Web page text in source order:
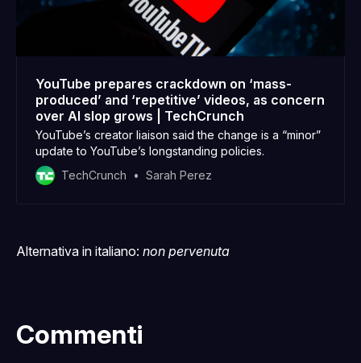
YouTube prepares crackdown on ‘mass-
produced’ and ‘repetitive’ videos, as concern
over AI slop grows | TechCrunch
YouTube’s creator liaison said the change is a “minor”
update to YouTube’s longstanding policies.
TechCrunch
Sarah Perez
Alternativa in italiano: non pervenuta
Commenti